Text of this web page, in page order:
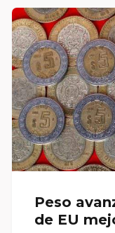
Peso
de EU